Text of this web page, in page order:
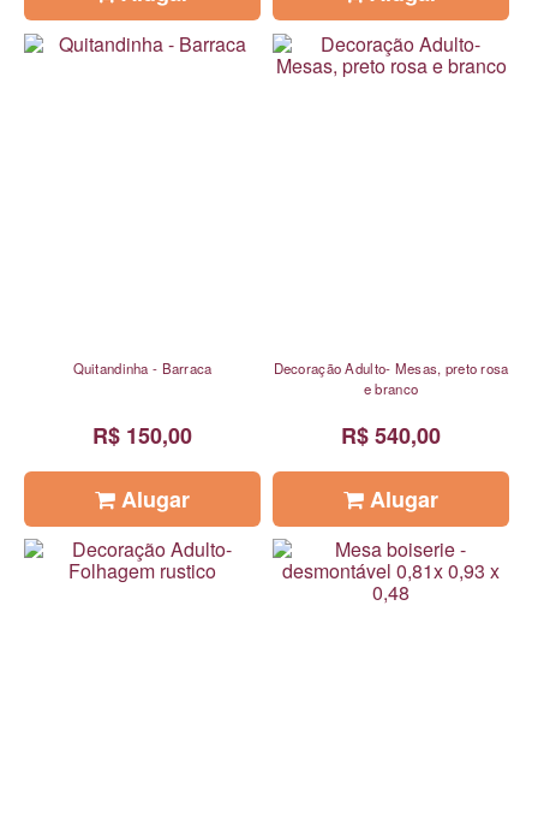
Quitandinha - Barraca
R$ 150,00
Alugar
Decoração Adulto- Mesas, preto rosa
e branco
R$ 540,00
Alugar